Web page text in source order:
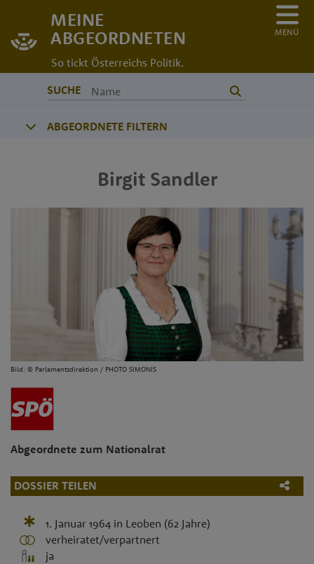
MEINE
ABGEORDNETEN
So tickt Österreichs Politik.
MENÜ
SUCHE
ABGEORDNETE FILTERN
Birgit Sandler
Bild: © Parlamentsdirektion / PHOTO SIMONIS
Abgeordnete zum Nationalrat
DOSSIER TEILEN
1. Januar 1964in Leoben (62 Jahre)
verheiratet/verpartnert
ja